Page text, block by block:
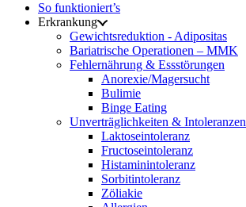
So funktioniert’s
Erkrankung
Gewichtsreduktion - Adipositas
Bariatrische Operationen – MMK
Fehlernährung & Essstörungen
Anorexie/Magersucht
Bulimie
Binge Eating
Unverträglichkeiten & Intoleranzen
Laktoseintoleranz
Fructoseintoleranz
Histaminintoleranz
Sorbitintoleranz
Zöliakie